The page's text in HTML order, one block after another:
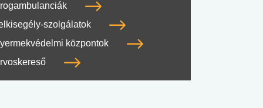
szolgálatok
központok